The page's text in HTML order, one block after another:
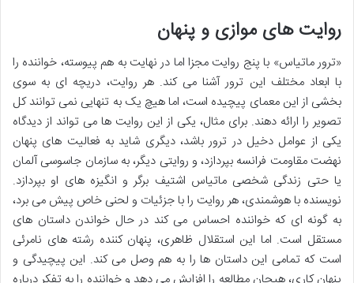
روایت های موازی و پنهان
«ترور ماتیاس» با پنج روایت مجزا اما در نهایت به هم پیوسته، خواننده را
با ابعاد مختلف این ترور آشنا می کند. هر روایت، دریچه ای به سوی
بخشی از این معمای پیچیده است، اما هیچ یک به تنهایی نمی توانند کل
تصویر را ارائه دهند. برای مثال، یکی از این روایت ها می تواند از دیدگاه
یکی از عوامل دخیل در ترور باشد، دیگری شاید به فعالیت های پنهان
نهضت مقاومت فرانسه بپردازد، و روایتی دیگر، به سازمان جاسوسی آلمان
یا حتی زندگی شخصی ماتیاس اشتیف برگر و انگیزه های او بپردازد.
نویسنده با هوشمندی، هر روایت را با جزئیات و لحنی خاص پیش می برد،
به گونه ای که خواننده احساس می کند در حال خواندن داستان های
مستقل است. اما این استقلال ظاهری، پنهان کننده رشته های نامرئی
است که تمامی این داستان ها را به هم وصل می کند. این پیچیدگی و